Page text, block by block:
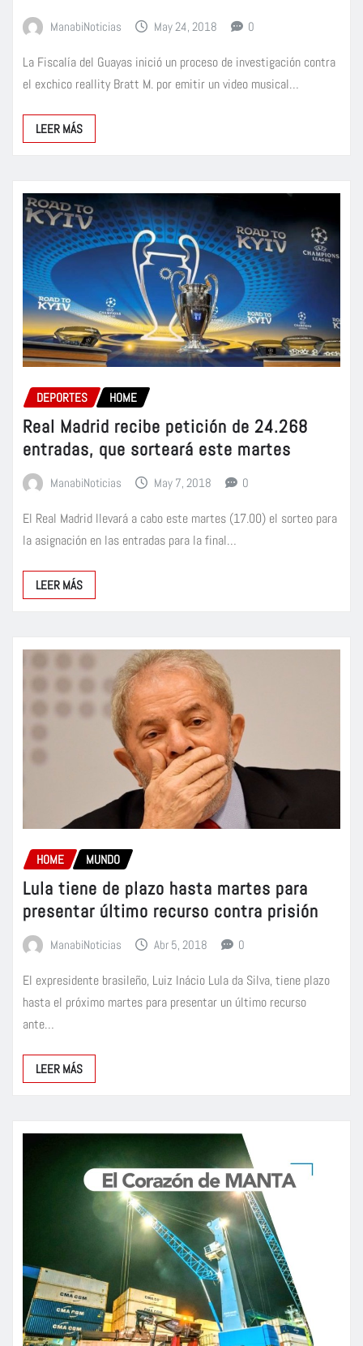
ManabiNoticias May 24, 2018 0
La Fiscalía del Guayas inició un proceso de investigación contra
el exchico reallity Bratt M. por emitir un video musical…
LEER MÁS
DEPORTES HOME
Real Madrid recibe petición de 24.268
entradas, que sorteará este martes
ManabiNoticias May 7, 2018 0
El Real Madrid llevará a cabo este martes (17.00) el sorteo para
la asignación en las entradas para la final…
LEER MÁS
HOME MUNDO
Lula tiene de plazo hasta martes para
presentar último recurso contra prisión
ManabiNoticias Abr 5, 2018 0
El expresidente brasileño, Luiz Inácio Lula da Silva, tiene plazo
hasta el próximo martes para presentar un último recurso
ante…
LEER MÁS